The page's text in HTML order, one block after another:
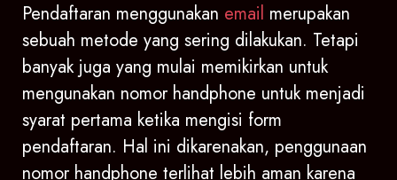
Pendaftaran menggunakan email merupakan
sebuah metode yang sering dilakukan. Tetapi
banyak juga yang mulai memikirkan untuk
mengunakan nomor handphone untuk menjadi
syarat pertama ketika mengisi form
pendaftaran. Hal ini dikarenakan, penggunaan
nomor handphone terlihat lebih aman karena